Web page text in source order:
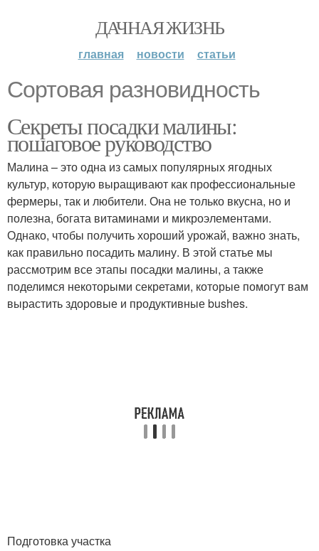
ДАЧНАЯ ЖИЗНЬ
главная новости статьи
Сортовая разновидность
Секреты посадки малины:
пошаговое руководство
Малина – это одна из самых популярных ягодных
культур, которую выращивают как профессиональные
фермеры, так и любители. Она не только вкусна, но и
полезна, богата витаминами и микроэлементами.
Однако, чтобы получить хороший урожай, важно знать,
как правильно посадить малину. В этой статье мы
рассмотрим все этапы посадки малины, а также
поделимся некоторыми секретами, которые помогут вам
вырастить здоровые и продуктивные bushes.
Подготовка участка